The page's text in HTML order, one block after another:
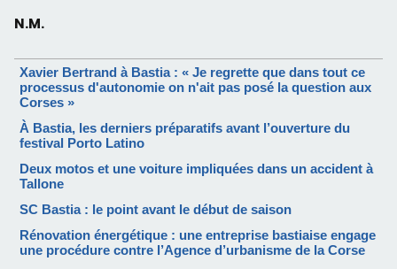
N.M.
Xavier Bertrand à Bastia : « Je regrette que dans tout ce
processus d'autonomie on n'ait pas posé la question aux
Corses »
À Bastia, les derniers préparatifs avant l’ouverture du
festival Porto Latino
Deux motos et une voiture impliquées dans un accident à
Tallone
SC Bastia : le point avant le début de saison
Rénovation énergétique : une entreprise bastiaise engage
une procédure contre l’Agence d’urbanisme de la Corse